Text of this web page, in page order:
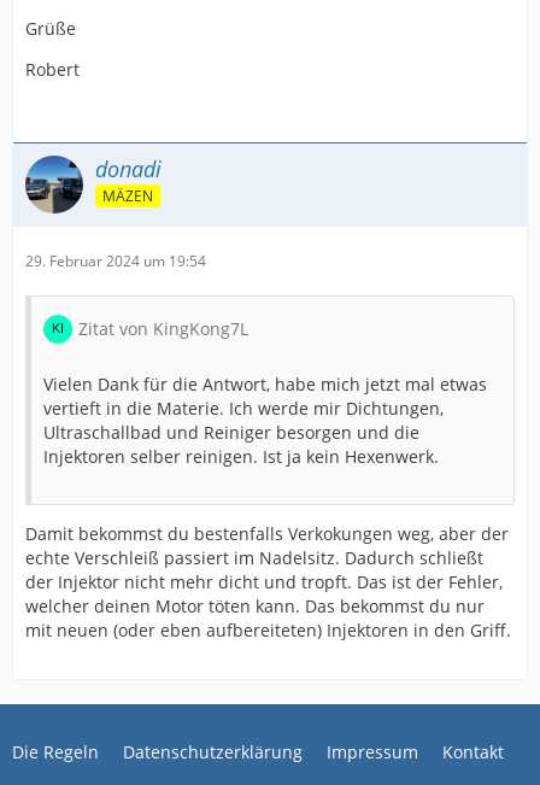
Grüße
Robert
donadi
MÄZEN
29. Februar 2024 um 19:54
Zitat von KingKong7L
Vielen Dank für die Antwort, habe mich jetzt mal etwas
vertieft in die Materie. Ich werde mir Dichtungen,
Ultraschallbad und Reiniger besorgen und die
Injektoren selber reinigen. Ist ja kein Hexenwerk.
Damit bekommst du bestenfalls Verkokungen weg, aber der
echte Verschleiß passiert im Nadelsitz. Dadurch schließt
der Injektor nicht mehr dicht und tropft. Das ist der Fehler,
welcher deinen Motor töten kann. Das bekommst du nur
mit neuen (oder eben aufbereiteten) Injektoren in den Griff.
Die Regeln Datenschutzerklärung Impressum Kontakt